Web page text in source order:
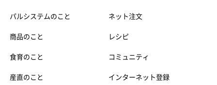
パルシステムのこと
商品のこと
食育のこと
産直のこと
ネット注文
レシピ
コミュニティ
インターネット登録